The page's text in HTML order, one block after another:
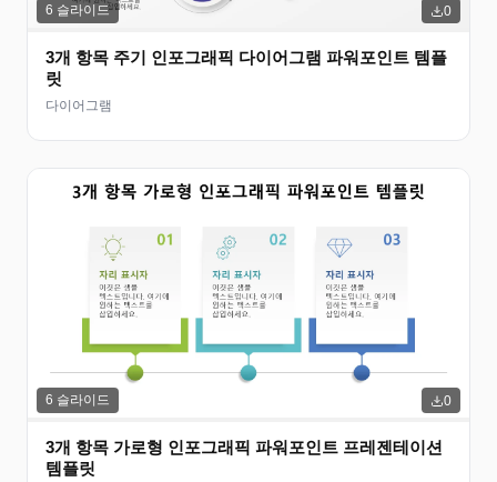
6 슬라이드 0
3개 항목 주기 인포그래픽 다이어그램 파워포인트 템플
릿
다이어그램
6 슬라이드 0
3개 항목 가로형 인포그래픽 파워포인트 프레젠테이션
템플릿